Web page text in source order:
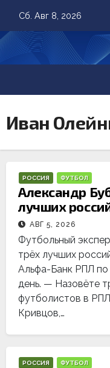
content
Сб. Авг 8, 2026
Иван
РОССИЯ ФУТБОЛ
Александр
лучших
АВГ 5, 2026
Футбольный
трёх лучших
Альфа-Банк РПЛ
день. — Назовёте
футболистов в
Кривцов,…
РОССИЯ ФУТБОЛ